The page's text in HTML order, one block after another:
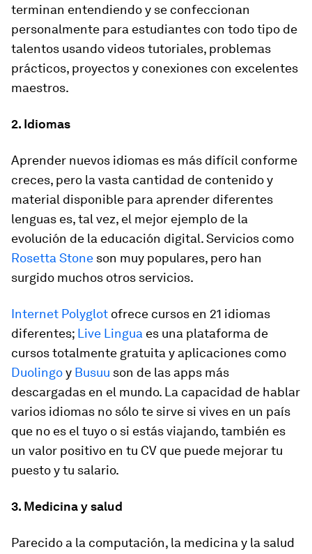
terminan entendiendo y se confeccionan
personalmente para estudiantes con todo tipo de
talentos usando videos tutoriales, problemas
prácticos, proyectos y conexiones con excelentes
maestros.
2. Idiomas
Aprender nuevos idiomas es más difícil conforme
creces, pero la vasta cantidad de contenido y
material disponible para aprender diferentes
lenguas es, tal vez, el mejor ejemplo de la
evolución de la educación digital. Servicios como
Rosetta Stone son muy populares, pero han
surgido muchos otros servicios.
Internet Polyglot ofrece cursos en 21 idiomas
diferentes; Live Lingua es una plataforma de
cursos totalmente gratuita y aplicaciones como
Duolingoy Busuu son de las apps más
descargadas en el mundo. La capacidad de hablar
varios idiomas no sólo te sirve si vives en un país
que no es el tuyo o si estás viajando, también es
un valor positivo en tu CV que puede mejorar tu
puesto y tu salario.
3. Medicina y salud
Parecido a la computación, la medicina y la salud